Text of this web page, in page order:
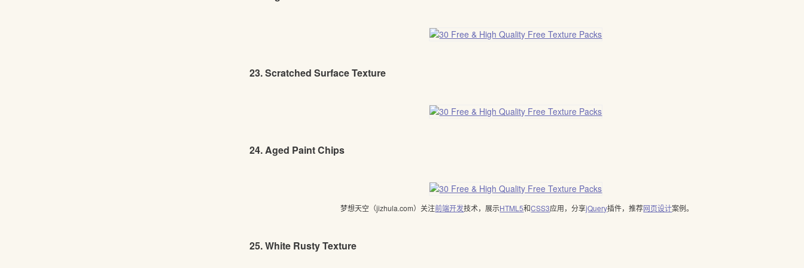
23. Scratched Surface Texture
24. Aged Paint Chips
梦想天空（jizhula.com）关注前端开发技术，展示HTML5和CSS3应用，分享jQuery插件，推荐网页设计案例。
25. White Rusty Texture